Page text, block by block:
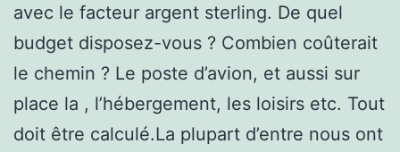
avec le facteur argent sterling. De quel
budget disposez-vous ? Combien coûterait
le chemin ? Le poste d’avion, et aussi sur
place la , l’hébergement, les loisirs etc. Tout
doit être calculé.La plupart d’entre nous ont